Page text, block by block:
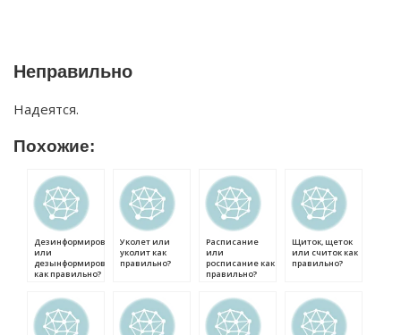
Неправильно
Надеятся.
Похожие:
Дезинформировать
или
дезынформировать
как правильно?
Уколет или
уколит как
правильно?
Расписание
или
росписание как
правильно?
Щиток, щеток
или считок как
правильно?